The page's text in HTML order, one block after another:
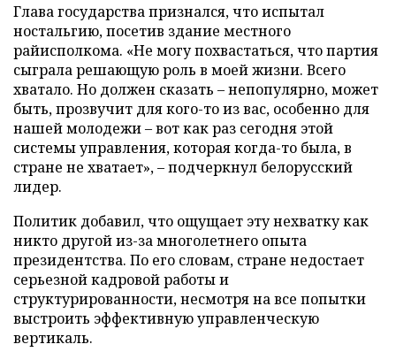
Глава государства признался, что испытал
ностальгию, посетив здание местного
райисполкома. «Не могу похвастаться, что партия
сыграла решающую роль в моей жизни. Всего
хватало. Но должен сказать – непопулярно, может
быть, прозвучит для кого-то из вас, особенно для
нашей молодежи – вот как раз сегодня этой
системы управления, которая когда-то была, в
стране не хватает», – подчеркнул белорусский
лидер.
Политик добавил, что ощущает эту нехватку как
никто другой из-за многолетнего опыта
президентства. По его словам, стране недостает
серьезной кадровой работы и
структурированности, несмотря на все попытки
выстроить эффективную управленческую
вертикаль.